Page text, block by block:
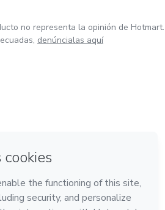
no representa la opinión de Hotmart.
denúncialas aquí